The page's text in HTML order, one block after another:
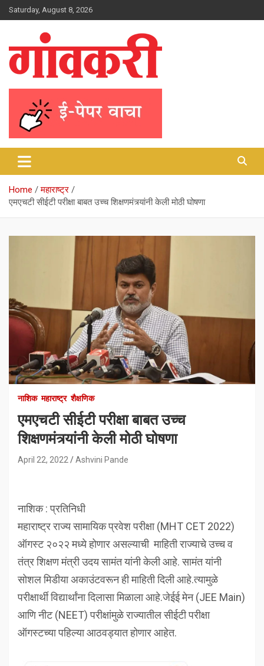
Skip
to
Saturday, August 8, 2026
Gavkari Prakashan
Home
महाराष्ट्र
एमएचटी सीईटी परीक्षा बाबत उच्च शिक्षणमंत्र्यांनी केली मोठी घोषणा
नाशिक महाराष्ट्र शैक्षणिक
एमएचटी सीईटी परीक्षा बाबत उच्च
शिक्षणमंत्र्यांनी केली मोठी घोषणा
April 22, 2022 Ashvini Pande
नाशिक : प्रतिनिधी
महाराष्ट्र राज्य सामायिक प्रवेश परीक्षा (MHT CET 2022)
ऑगस्ट २०२२ मध्ये होणार असल्याची माहिती राज्याचे उच्च व
तंत्र शिक्षण मंत्री उदय सामंत यांनी केली आहे. सामंत यांनी
सोशल मिडीया अकाउंटवरून ही माहिती दिली आहे.त्यामुळे
परीक्षार्थी विद्यार्थांना दिलासा मिळाला आहे.जेईई मेन (JEE Main)
आणि नीट (NEET) परीक्षांमुळे राज्यातील सीईटी परीक्षा
ऑगस्टच्या पहिल्या आठवड्यात होणार आहेत.